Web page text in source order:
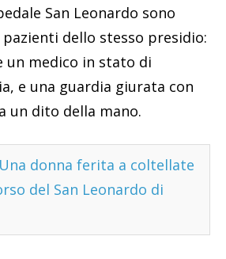
San Leonardo sono
dello stesso presidio:
un medico in stato di
e una guardia giurata con
un dito della mano.
Una donna ferita a coltellate
del San Leonardo di